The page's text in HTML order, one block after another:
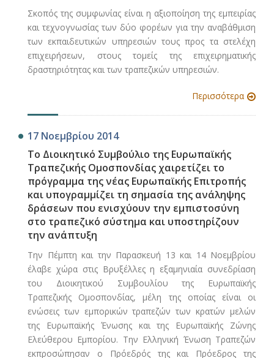
Σκοπός της συμφωνίας είναι η αξιοποίηση της εμπειρίας
και τεχνογνωσίας των δύο φορέων για την αναβάθμιση
των εκπαιδευτικών υπηρεσιών τους προς τα στελέχη
επιχειρήσεων, στους τομείς της επιχειρηματικής
δραστηριότητας και των τραπεζικών υπηρεσιών.
Περισσότερα
17 Νοεμβρίου 2014
Το Διοικητικό Συμβούλιο της Ευρωπαϊκής
Τραπεζικής Ομοσπονδίας χαιρετίζει το
πρόγραμμα της νέας Ευρωπαϊκής Επιτροπής
και υπογραμμίζει τη σημασία της ανάληψης
δράσεων που ενισχύουν την εμπιστοσύνη
στο τραπεζικό σύστημα και υποστηρίζουν
την ανάπτυξη
Την Πέμπτη και την Παρασκευή 13 και 14 Νοεμβρίου
έλαβε χώρα στις Βρυξέλλες η εξαμηνιαία συνεδρίαση
του Διοικητικού Συμβουλίου της Ευρωπαϊκής
Τραπεζικής Ομοσπονδίας, μέλη της οποίας είναι οι
ενώσεις των εμπορικών τραπεζών των κρατών μελών
της Ευρωπαϊκής Ένωσης και της Ευρωπαϊκής Ζώνης
Ελεύθερου Εμπορίου. Την Ελληνική Ένωση Τραπεζών
εκπροσώπησαν ο Πρόεδρός της και Πρόεδρος της